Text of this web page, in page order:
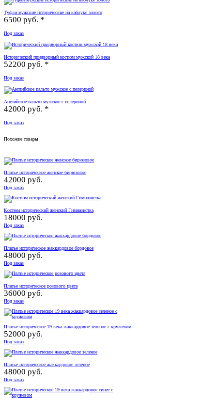
Туфли мужские исторические на каблуке золото
6500 руб. *
Под заказ
Исторический придворный костюм мужской 18 века
52200 руб. *
Под заказ
Английское пальто мужское с пелериной
42000 руб. *
Под заказ
Похожие товары
Платье историческое женское бирюзовое
42000 руб.
Под заказ
Костюм исторический женский Гимназистка
18000 руб.
Под заказ
Платье историческое жаккардовое бордовое
48000 руб.
Под заказ
Платье историческое розового цвета
36000 руб.
Под заказ
Платье историческое 19 века жаккардовое зеленое с кружевом
52000 руб.
Под заказ
Платье историческое жаккардовое зеленое
48000 руб.
Под заказ